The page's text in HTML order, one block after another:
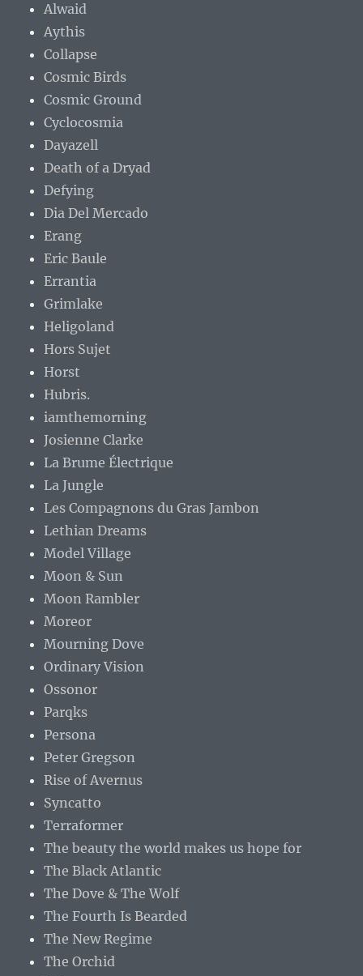
Alwaid
Aythis
Collapse
Cosmic Birds
Cosmic Ground
Cyclocosmia
Dayazell
Death of a Dryad
Defying
Dia Del Mercado
Erang
Eric Baule
Errantia
Grimlake
Heligoland
Hors Sujet
Horst
Hubris.
iamthemorning
Josienne Clarke
La Brume Électrique
La Jungle
Les Compagnons du Gras Jambon
Lethian Dreams
Model Village
Moon & Sun
Moon Rambler
Moreor
Mourning Dove
Ordinary Vision
Ossonor
Parqks
Persona
Peter Gregson
Rise of Avernus
Syncatto
Terraformer
The beauty the world makes us hope for
The Black Atlantic
The Dove & The Wolf
The Fourth Is Bearded
The New Regime
The Orchid